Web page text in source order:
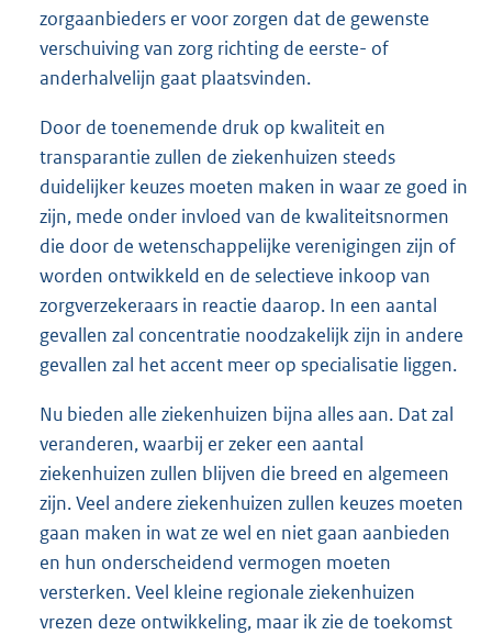
zorgaanbieders er voor zorgen dat de gewenste
verschuiving van zorg richting de eerste- of
anderhalvelijn gaat plaatsvinden.
Door de toenemende druk op kwaliteit en
transparantie zullen de ziekenhuizen steeds
duidelijker keuzes moeten maken in waar ze goed in
zijn, mede onder invloed van de kwaliteitsnormen
die door de wetenschappelijke verenigingen zijn of
worden ontwikkeld en de selectieve inkoop van
zorgverzekeraars in reactie daarop. In een aantal
gevallen zal concentratie noodzakelijk zijn in andere
gevallen zal het accent meer op specialisatie liggen.
Nu bieden alle ziekenhuizen bijna alles aan. Dat zal
veranderen, waarbij er zeker een aantal
ziekenhuizen zullen blijven die breed en algemeen
zijn. Veel andere ziekenhuizen zullen keuzes moeten
gaan maken in wat ze wel en niet gaan aanbieden
en hun onderscheidend vermogen moeten
versterken. Veel kleine regionale ziekenhuizen
vrezen deze ontwikkeling, maar ik zie de toekomst